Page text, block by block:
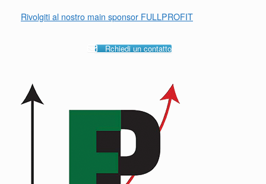
Rivolgiti al nostro main sponsor FULLPROFIT
Rchiedi un contatto